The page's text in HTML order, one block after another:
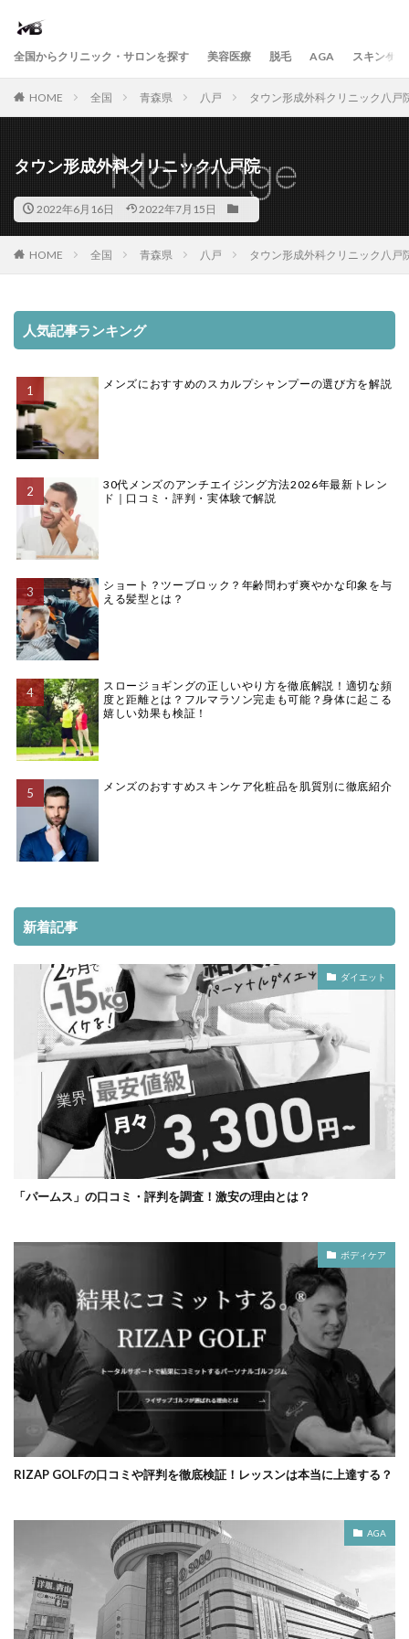
全国からクリニック・サロンを探す 美容医療 脱毛 AGA スキンケア
HOME 全国 青森県 八戸 タウン形成外科クリニック八戸
タウン形成外科クリニック八戸院
2022年6月16日 2022年7月15日
HOME 全国 青森県 八戸 タウン形成外科クリニック八戸
人気記事ランキング
メンズにおすすめのスカルプシャンプーの選び方を解説
30代メンズのアンチエイジング方法2026年最新トレン
ド｜口コミ・評判・実体験で解説
ショート？ツーブロック？年齢問わず爽やかな印象を与
える髪型とは？
スロージョギングの正しいやり方を徹底解説！適切な頻
度と距離とは？フルマラソン完走も可能？身体に起こる
嬉しい効果も検証！
メンズのおすすめスキンケア化粧品を肌質別に徹底紹介
新着記事
ダイエット
「パームス」の口コミ・評判を調査！激安の理由とは？
ボディケア
RIZAP GOLFの口コミや評判を徹底検証！レッスンは本当に上達する？
AGA